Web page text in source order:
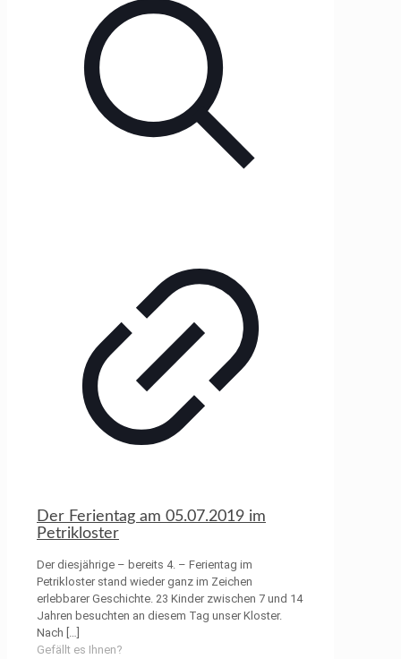
Der Ferientag am 05.07.2019 im
Petrikloster
Der diesjährige – bereits 4. – Ferientag im
Petrikloster stand wieder ganz im Zeichen
erlebbarer Geschichte. 23 Kinder zwischen 7 und 14
Jahren besuchten an diesem Tag unser Kloster.
Nach
Gefällt es Ihnen?